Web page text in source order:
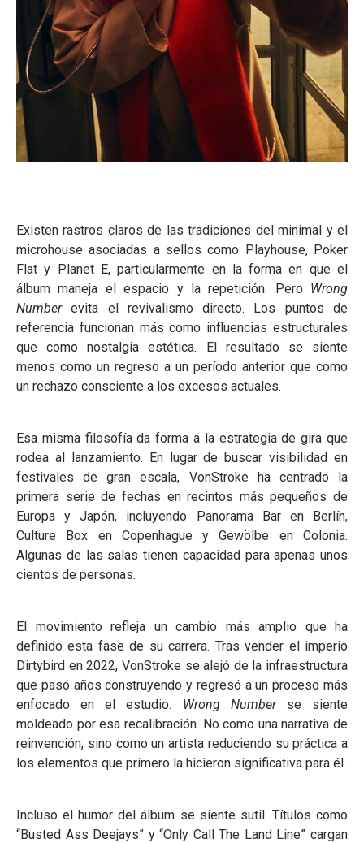
Existen rastros claros de las tradiciones del minimal y el
microhouse asociadas a sellos como Playhouse, Poker
Flat y Planet E, particularmente en la forma en que el
álbum maneja el espacio y la repetición. Pero Wrong
Numberevita el revivalismo directo. Los puntos de
referencia funcionan más como influencias estructurales
que como nostalgia estética. El resultado se siente
menos como un regreso a un período anterior que como
un rechazo consciente a los excesos actuales.
Esa misma filosofía da forma a la estrategia de gira que
rodea al lanzamiento. En lugar de buscar visibilidad en
festivales de gran escala, VonStroke ha centrado la
primera serie de fechas en recintos más pequeños de
Europa y Japón, incluyendo Panorama Bar en Berlín,
Culture Box en Copenhague y Gewölbe en Colonia.
Algunas de las salas tienen capacidad para apenas unos
cientos de personas.
El movimiento refleja un cambio más amplio que ha
definido esta fase de su carrera. Tras vender el imperio
Dirtybird en 2022, VonStroke se alejó de la infraestructura
que pasó años construyendo y regresó a un proceso más
enfocado en el estudio. Wrong Numberse siente
moldeado por esa recalibración. No como una narrativa de
reinvención, sino como un artista reduciendo su práctica a
los elementos que primero la hicieron significativa para él.
Incluso el humor del álbum se siente sutil. Títulos como
“Busted Ass Deejays” y “Only Call The Land Line” cargan